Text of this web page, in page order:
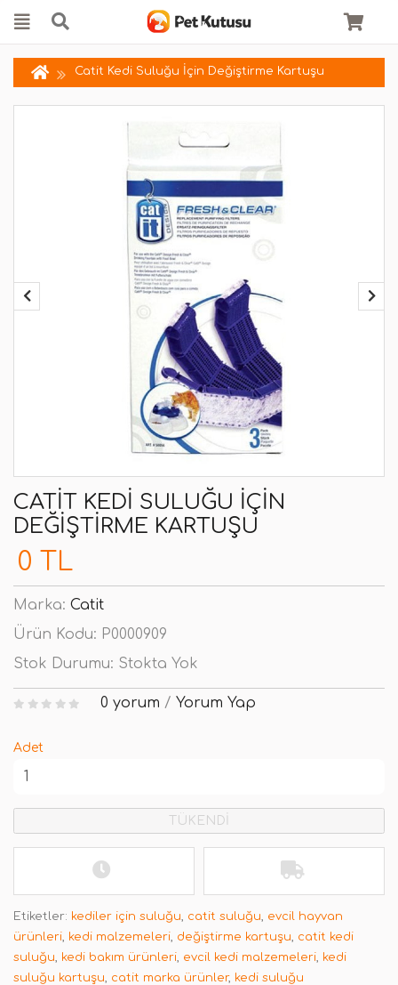
Catit Kedi Suluğu İçin Değiştirme Kartuşu
CATIT KEDI SULUĞU İÇIN
DEĞIŞTIRME KARTUŞU
0 TL
Marka: Catit
Ürün Kodu: P0000909
Stok Durumu: Stokta Yok
0 yorum / Yorum Yap
Adet
TÜKENDİ
Etiketler: kediler için suluğu, catit suluğu, evcil hayvan
ürünleri, kedi malzemeleri, değiştirme kartuşu, catit kedi
suluğu, kedi bakım ürünleri, evcil kedi malzemeleri, kedi
suluğu kartuşu, catit marka ürünler, kedi suluğu